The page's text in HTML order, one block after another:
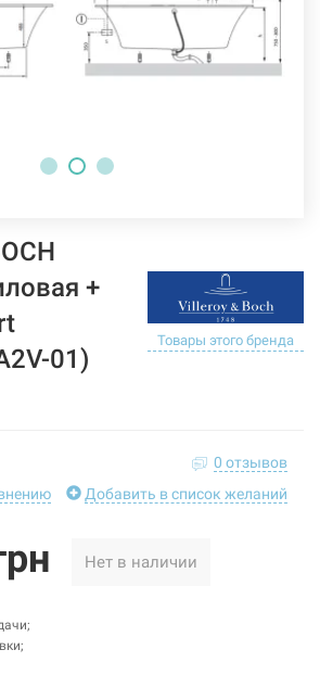
+
01)
Товары этого бренда
0 отзывов
Добавить в список желаний
Нет в наличии